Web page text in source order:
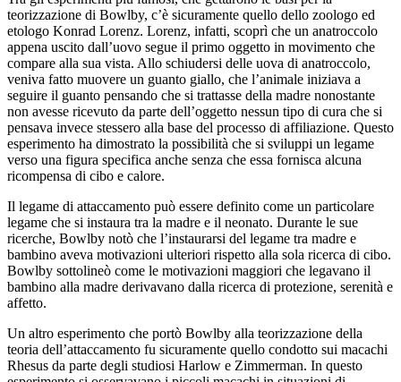
teorizzazione di Bowlby, c’è sicuramente quello dello zoologo ed
etologo Konrad Lorenz. Lorenz, infatti, scoprì che un anatroccolo
appena uscito dall’uovo segue il primo oggetto in movimento che
compare alla sua vista. Allo schiudersi delle uova di anatroccolo,
veniva fatto muovere un guanto giallo, che l’animale iniziava a
seguire il guanto pensando che si trattasse della madre nonostante
non avesse ricevuto da parte dell’oggetto nessun tipo di cura che si
pensava invece stessero alla base del processo di affiliazione. Questo
esperimento ha dimostrato la possibilità che si sviluppi un legame
verso una figura specifica anche senza che essa fornisca alcuna
ricompensa di cibo e calore.
Il legame di attaccamento può essere definito come un particolare
legame che si instaura tra la madre e il neonato. Durante le sue
ricerche, Bowlby notò che l’instaurarsi del legame tra madre e
bambino aveva motivazioni ulteriori rispetto alla sola ricerca di cibo.
Bowlby sottolineò come le motivazioni maggiori che legavano il
bambino alla madre derivavano dalla ricerca di protezione, serenità e
affetto.
Un altro esperimento che portò Bowlby alla teorizzazione della
teoria dell’attaccamento fu sicuramente quello condotto sui macachi
Rhesus da parte degli studiosi Harlow e Zimmerman. In questo